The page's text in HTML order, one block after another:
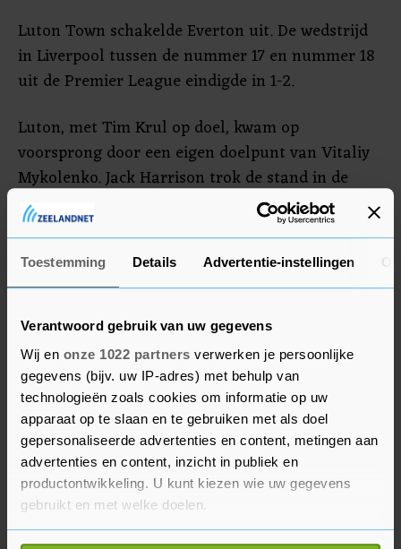
Toestemming Details Advertentie-instellingen
Verantwoord gebruik van uw gegevens
Wij en onze 1022 partners verwerken je persoonlijke
gegevens (bijv. uw IP-adres) met behulp van
technologieën zoals cookies om informatie op uw
apparaat op te slaan en te gebruiken met als doel
gepersonaliseerde advertenties en content, metingen aan
advertenties en content, inzicht in publiek en
productontwikkeling. U kunt kiezen wie uw gegevens
gebruikt en met welke doelen.
Luton Town schakelde Everton uit. De wedstrijd
in Liverpool tussen de nummer 17 en nummer 18
uit de Premier League eindigde in 1-2.
Luton, met Tim Krul op doel, kwam op
voorsprong door een eigen doelpunt van Vitaliy
Mykolenko. Jack Harrison trok de stand in de
tweede helft gelijk, maar Cauley Woodrow
maakte in de blessuretijd de winnende voor
Luton. Arnaut Danjuma viel in de slotfase nog in
bij Everton.